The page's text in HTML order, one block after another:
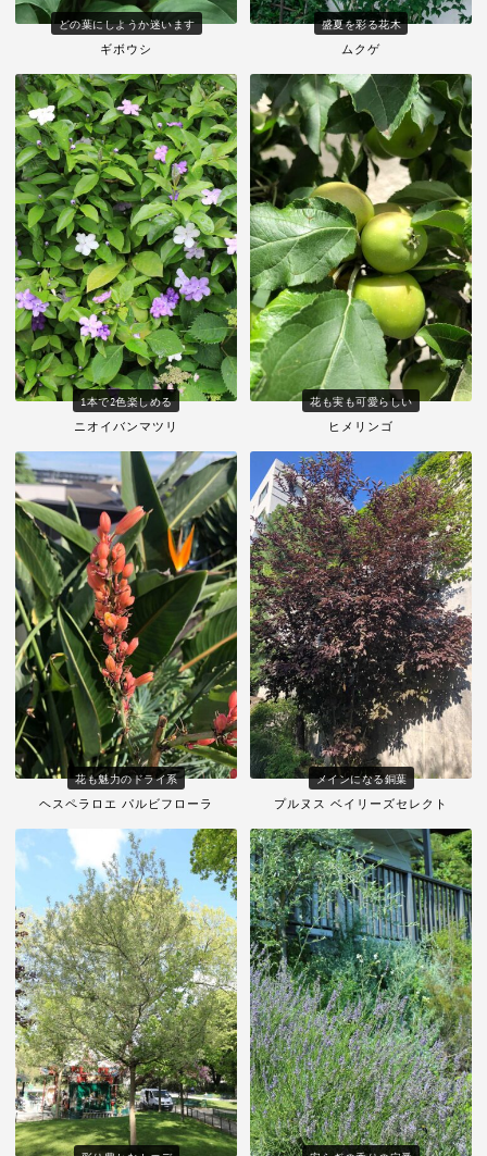
どの葉にしようか迷います
ギボウシ
盛夏を彩る花木
ムクゲ
1本で2色楽しめる
ニオイバンマツリ
花も実も可愛らしい
ヒメリンゴ
花も魅力のドライ系
ヘスペラロエ パルビフローラ
メインになる銅葉
プルヌス ベイリーズセレクト